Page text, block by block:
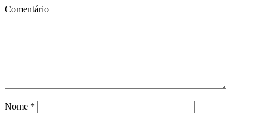
Comentário
Nome *